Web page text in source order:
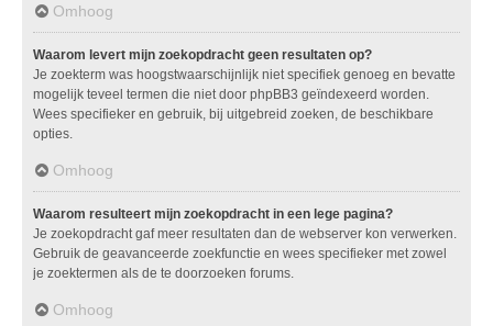
Omhoog
Waarom levert mijn zoekopdracht geen resultaten op?
Je zoekterm was hoogstwaarschijnlijk niet specifiek genoeg en bevatte
mogelijk teveel termen die niet door phpBB3 geïndexeerd worden.
Wees specifieker en gebruik, bij uitgebreid zoeken, de beschikbare
opties.
Omhoog
Waarom resulteert mijn zoekopdracht in een lege pagina?
Je zoekopdracht gaf meer resultaten dan de webserver kon verwerken.
Gebruik de geavanceerde zoekfunctie en wees specifieker met zowel
je zoektermen als de te doorzoeken forums.
Omhoog